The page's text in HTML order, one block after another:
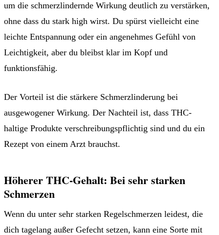
um die schmerzlindernde Wirkung deutlich zu verstärken,
ohne dass du stark high wirst. Du spürst vielleicht eine
leichte Entspannung oder ein angenehmes Gefühl von
Leichtigkeit, aber du bleibst klar im Kopf und
funktionsfähig.
Der Vorteil ist die stärkere Schmerzlinderung bei
ausgewogener Wirkung. Der Nachteil ist, dass THC-
haltige Produkte verschreibungspflichtig sind und du ein
Rezept von einem Arzt brauchst.
Höherer THC-Gehalt: Bei sehr starken
Schmerzen
Wenn du unter sehr starken Regelschmerzen leidest, die
dich tagelang außer Gefecht setzen, kann eine Sorte mit